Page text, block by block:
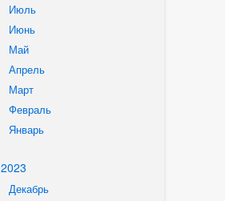
Июль
Июнь
Май
Апрель
Март
Февраль
Январь
2023
Декабрь